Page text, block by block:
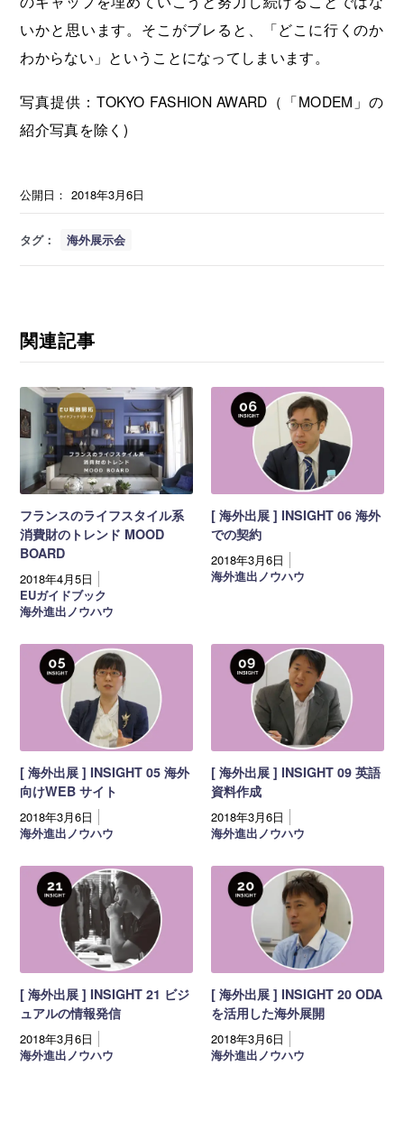
いかと思います。そこがブレると、「どこに行くのか
わからない」ということになってしまいます。
写真提供：TOKYO FASHION AWARD（「MODEM」の
紹介写真を除く)
公開日： 2018年3月6日
タグ： 海外展示会
関連記事
フランスのライフスタイル系
消費財のトレンド MOOD
BOARD
2018年4月5日
EUガイドブック
海外進出ノウハウ
[ 海外出展 ] INSIGHT 06 海外
での契約
2018年3月6日
海外進出ノウハウ
[ 海外出展 ] INSIGHT 05 海外
向けWEB サイト
2018年3月6日
海外進出ノウハウ
[ 海外出展 ] INSIGHT 09 英語
資料作成
2018年3月6日
海外進出ノウハウ
[ 海外出展 ] INSIGHT 21 ビジ
ュアルの情報発信
2018年3月6日
海外進出ノウハウ
[ 海外出展 ] INSIGHT 20 ODA
を活用した海外展開
2018年3月6日
海外進出ノウハウ